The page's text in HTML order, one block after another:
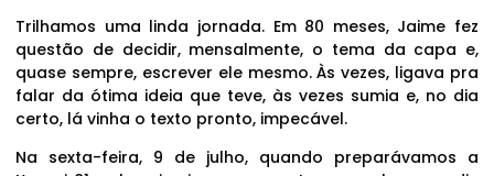
Trilhamos uma linda jornada. Em 80 meses, Jaime fez
questão de decidir, mensalmente, o tema da capa e,
quase sempre, escrever ele mesmo. Às vezes, ligava pra
falar da ótima ideia que teve, às vezes sumia e, no dia
certo, lá vinha o texto pronto, impecável.
Na sexta-feira, 9 de julho, quando preparávamos a